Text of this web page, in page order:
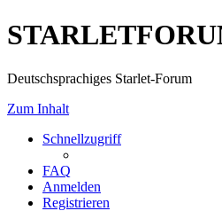
Deutschsprachiges Starlet-Forum
Zum Inhalt
Schnellzugriff
FAQ
Anmelden
Registrieren